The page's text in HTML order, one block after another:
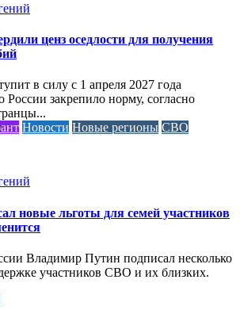
ценз оседлости для получения
в силу с 1 апреля 2027 года
России закрепило норму, согласно
Новости Новые регионы СВО
новые льготы для семей участников
Владимир Путин подписал несколько
участников СВО и их близких.